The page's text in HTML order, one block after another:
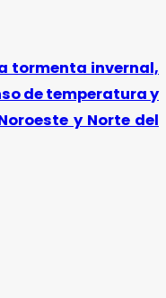
tormenta invernal,
de temperatura y
y Norte del